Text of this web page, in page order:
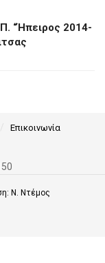
“Ήπειρος 2014-
Επικοινωνία
Ν. Ντέμος